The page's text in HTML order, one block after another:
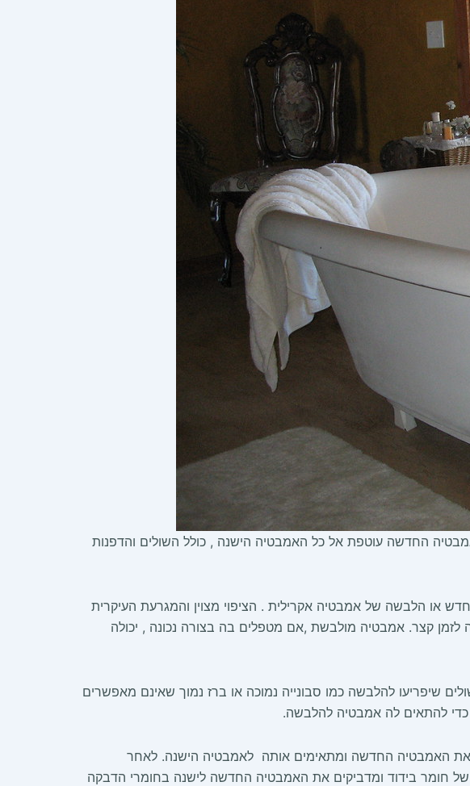
החדשה עוטפת אל כל האמבטיה הישנה , כולל השולים והדפנות
או הלבשה של אמבטיה אקרילית . הציפוי מצוין והמגרעת העיקרית
לזמן קצר. אמבטיה מולבשת ,אם מטפלים בה בצורה נכונה , יכולה
שיפריעו להלבשה כמו סבונייה נמוכה או ברז נמוך שאינם מאפשרים
להתאים לה אמבטיה להלבשה.
האמבטיה החדשה ומתאימים אותה לאמבטיה הישנה. לאחר
חומר בידוד ומדביקים את האמבטיה החדשה לישנה בחומרי הדבקה